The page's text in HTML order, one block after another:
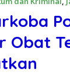
Obat